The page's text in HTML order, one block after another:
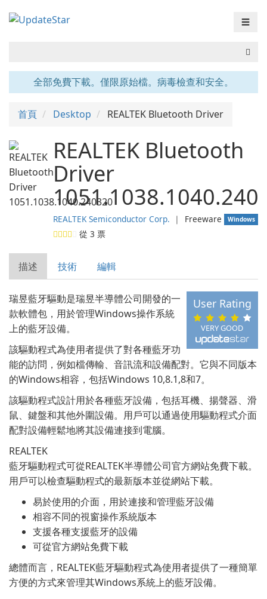
☰
全部免費下載。僅限原始檔。病毒檢查和安全。
首頁 Desktop REALTEK Bluetooth Driver
REALTEK Bluetooth
Driver
REALTEK Semiconductor Corp. ❘ Freeware Windows
從 3 票
描述 技術 編輯
VERY GOOD
User Rating
瑞昱藍牙驅動是瑞昱半導體公司開發的一
款軟體包，用於管理Windows操作系統
上的藍牙設備。
該驅動程式為使用者提供了對各種藍牙功
能的訪問，例如檔傳輸、音訊流和設備配對。它與不同版本
的Windows相容，包括Windows 10,8.1,8和7。
該驅動程式設計用於各種藍牙設備，包括耳機、揚聲器、滑
鼠、鍵盤和其他外圍設備。用戶可以通過使用驅動程式介面
配對設備輕鬆地將其設備連接到電腦。
REALTEK
藍牙驅動程式可從REALTEK半導體公司官方網站免費下載。
用戶可以檢查驅動程式的最新版本並從網站下載。
易於使用的介面，用於連接和管理藍牙設備
相容不同的視窗操作系統版本
支援各種支援藍牙的設備
可從官方網站免費下載
總體而言，REALTEK藍牙驅動程式為使用者提供了一種簡單
方便的方式來管理其Windows系統上的藍牙設備。